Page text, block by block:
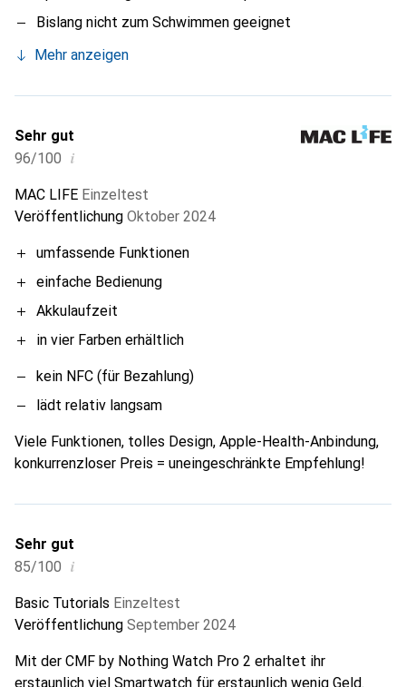
Bislang nicht zum Schwimmen geeignet
Mehr anzeigen
Sehr gut
96/100 i
MAC LIFE Einzeltest
Veröffentlichung Oktober 2024
umfassende Funktionen
einfache Bedienung
Akkulaufzeit
in vier Farben erhältlich
kein NFC (für Bezahlung)
lädt relativ langsam
Viele Funktionen, tolles Design, Apple-Health-Anbindung,
konkurrenzloser Preis = uneingeschränkte Empfehlung!
Sehr gut
85/100 i
Basic Tutorials Einzeltest
Veröffentlichung September 2024
Mit der CMF by Nothing Watch Pro 2 erhaltet ihr
erstaunlich viel Smartwatch für erstaunlich wenig Geld.